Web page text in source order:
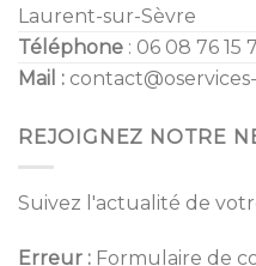
Laurent-sur-Sèvre
Téléphone : 06 08 76 15
Mail :
REJOIGNEZ NOTRE
Suivez l'actualité de
Erreur : Formulaire de